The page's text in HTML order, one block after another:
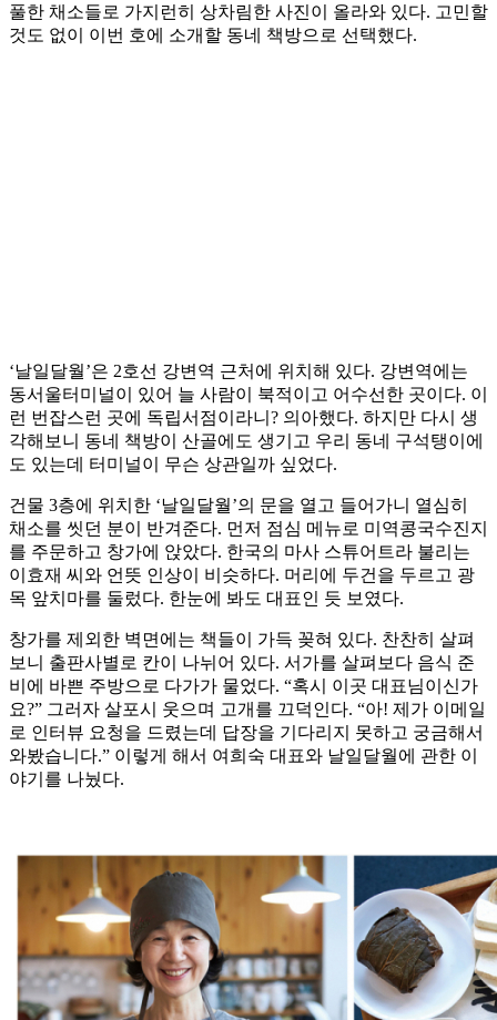
풀한 채소들로 가지런히 상차림한 사진이 올라와 있다. 고민할
것도 없이 이번 호에 소개할 동네 책방으로 선택했다.
‘날일달월’은 2호선 강변역 근처에 위치해 있다. 강변역에는
동서울터미널이 있어 늘 사람이 북적이고 어수선한 곳이다. 이
런 번잡스런 곳에 독립서점이라니? 의아했다. 하지만 다시 생
각해보니 동네 책방이 산골에도 생기고 우리 동네 구석탱이에
도 있는데 터미널이 무슨 상관일까 싶었다.
건물 3층에 위치한 ‘날일달월’의 문을 열고 들어가니 열심히
채소를 씻던 분이 반겨준다. 먼저 점심 메뉴로 미역콩국수진지
를 주문하고 창가에 앉았다. 한국의 마사 스튜어트라 불리는
이효재 씨와 언뜻 인상이 비슷하다. 머리에 두건을 두르고 광
목 앞치마를 둘렀다. 한눈에 봐도 대표인 듯 보였다.
창가를 제외한 벽면에는 책들이 가득 꽂혀 있다. 찬찬히 살펴
보니 출판사별로 칸이 나뉘어 있다. 서가를 살펴보다 음식 준
비에 바쁜 주방으로 다가가 물었다. “혹시 이곳 대표님이신가
요?” 그러자 살포시 웃으며 고개를 끄덕인다. “아! 제가 이메일
로 인터뷰 요청을 드렸는데 답장을 기다리지 못하고 궁금해서
와봤습니다.” 이렇게 해서 여희숙 대표와 날일달월에 관한 이
야기를 나눴다.